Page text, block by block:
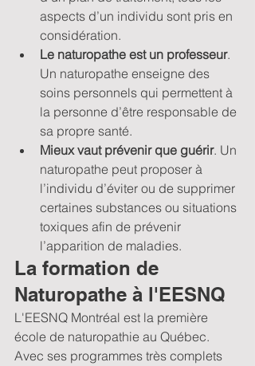
aspects d’un individu sont pris en
considération.
Le naturopathe est un professeur.
Un naturopathe enseigne des
soins personnels qui permettent à
la personne d’être responsable de
sa propre santé.
Mieux vaut prévenir que guérir. Un
naturopathe peut proposer à
l’individu d’éviter ou de supprimer
certaines substances ou situations
toxiques afin de prévenir
l’apparition de maladies.
La formation de
Naturopathe à l'EESNQ
L'EESNQ Montréal est la première
école de naturopathie au Québec.
Avec ses programmes très complets